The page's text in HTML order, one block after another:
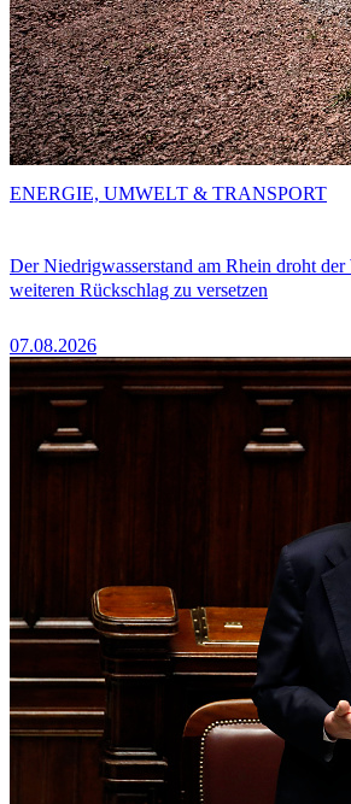
Der Niedrigwasserstand am Rhein droht der
weiteren Rückschlag zu versetzen
07.08.2026
ENERGIE, UMWELT & TRANSPORT